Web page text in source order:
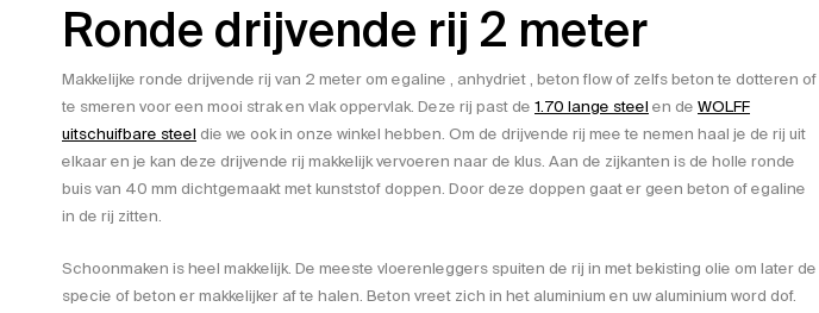
Ronde drijvende rij 2 meter
Makkelijke ronde drijvende rij van 2 meter om egaline , anhydriet , beton flow of zelfs beton te dotteren of
te smeren voor een mooi strak en vlak oppervlak. Deze rij past de 1.70 lange steel en de WOLFF
uitschuifbare steel die we ook in onze winkel hebben. Om de drijvende rij mee te nemen haal je de rij uit
elkaar en je kan deze drijvende rij makkelijk vervoeren naar de klus. Aan de zijkanten is de holle ronde
buis van 40 mm dichtgemaakt met kunststof doppen. Door deze doppen gaat er geen beton of egaline
in de rij zitten.
Schoonmaken is heel makkelijk. De meeste vloerenleggers spuiten de rij in met bekisting olie om later de
specie of beton er makkelijker af te halen. Beton vreet zich in het aluminium en uw aluminium word dof.